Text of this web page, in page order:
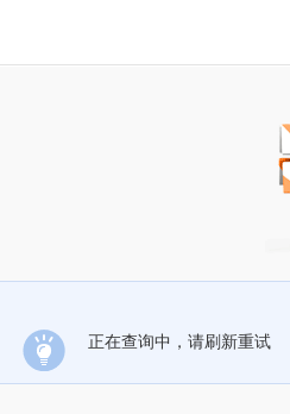
正在查询中，请刷新重试